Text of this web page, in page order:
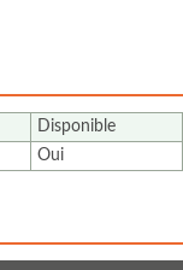
Disponible
Oui